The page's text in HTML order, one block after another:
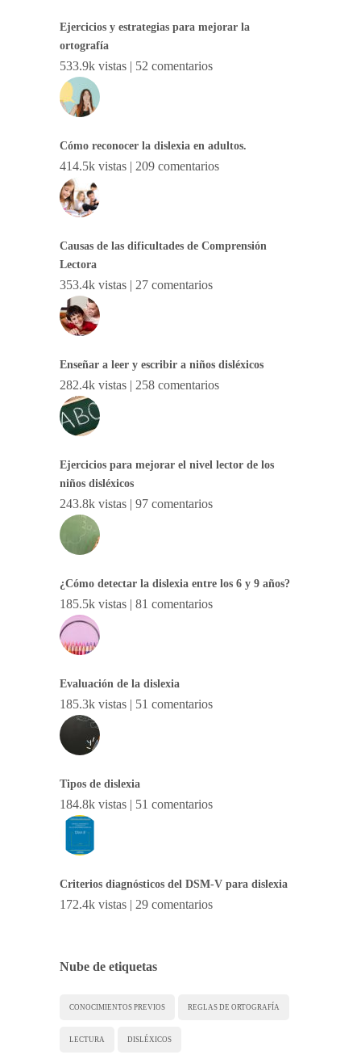
Ejercicios y estrategias para mejorar la
ortografía
533.9k vistas | 52 comentarios
Cómo reconocer la dislexia en adultos.
414.5k vistas | 209 comentarios
Causas de las dificultades de Comprensión
Lectora
353.4k vistas | 27 comentarios
Enseñar a leer y escribir a niños disléxicos
282.4k vistas | 258 comentarios
Ejercicios para mejorar el nivel lector de los
niños disléxicos
243.8k vistas | 97 comentarios
¿Cómo detectar la dislexia entre los 6 y 9 años?
185.5k vistas | 81 comentarios
Evaluación de la dislexia
185.3k vistas | 51 comentarios
Tipos de dislexia
184.8k vistas | 51 comentarios
Criterios diagnósticos del DSM-V para dislexia
172.4k vistas | 29 comentarios
Nube de etiquetas
CONOCIMIENTOS PREVIOS REGLAS DE ORTOGRAFÍA
LECTURA DISLÉXICOS